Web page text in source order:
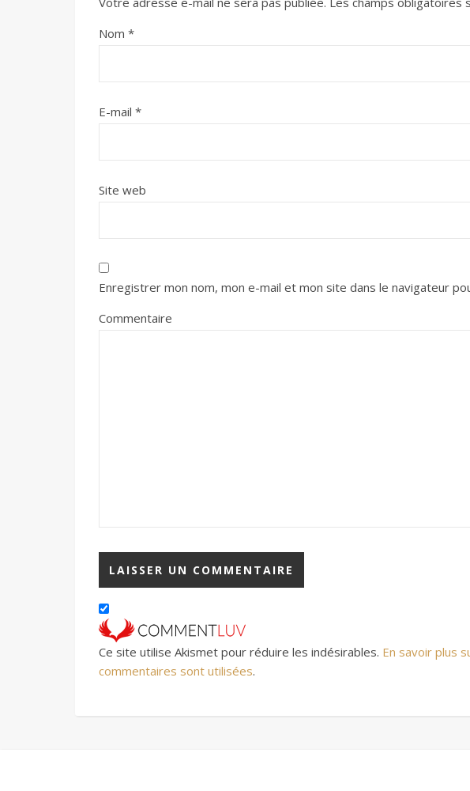
Nom *
E-mail *
Site web
Enregistrer mon nom, mon e-mail et mon site dans le navigateur
Commentaire
Ce site utilise Akismet pour réduire les indésirables. En savoir plus
commentaires sont utilisées.